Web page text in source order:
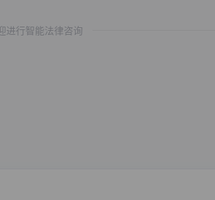
进行智能法律咨询